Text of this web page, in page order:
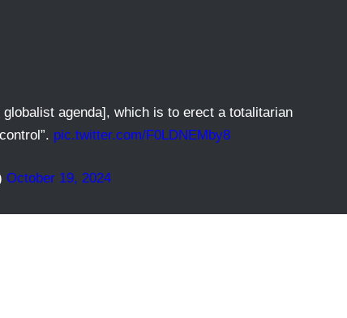
agenda], which is to erect a totalitarian
pic.twitter.com/F0LDNEMby8
October 19, 2024